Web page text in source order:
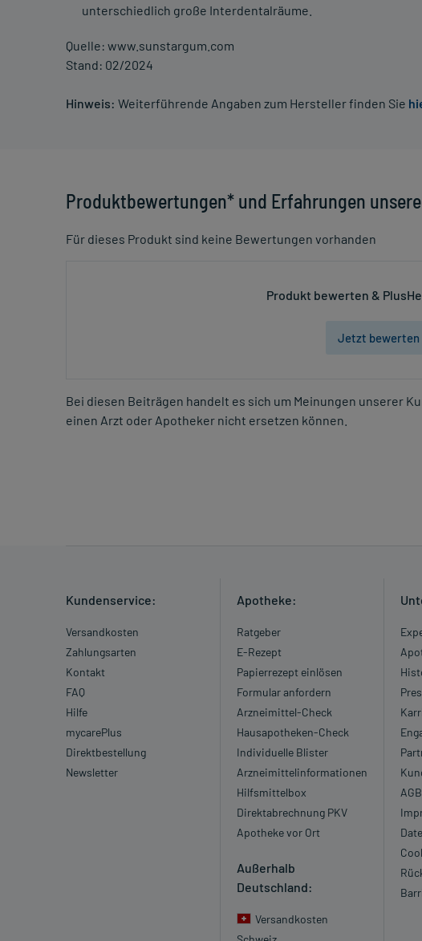
unterschiedlich große Interdentalräume.
Quelle: www.sunstargum.com
Stand: 02/2024
Hinweis: Weiterführende Angaben zum Hersteller finden Sie
Produktbewertungen* und Erfahrungen
Für dieses Produkt sind keine Bewertungen vorhanden
Produkt bewerten &
Jetzt bewerten
Bei diesen Beiträgen handelt es sich um Meinungen unserer
einen Arzt oder Apotheker nicht ersetzen können.
Kundenservice:
Versandkosten
Zahlungsarten
Kontakt
FAQ
Hilfe
mycarePlus
Direktbestellung
Newsletter
Apotheke:
Ratgeber
E-Rezept
Papierrezept einlösen
Formular anfordern
Arzneimittel-Check
Hausapotheken-Check
Individuelle Blister
Arzneimittelinformationen
Hilfsmittelbox
Direktabrechnung PKV
Apotheke vor Ort
Außerhalb
Deutschland:
Versandkosten
AGB